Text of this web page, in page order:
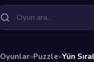
Oyunlar»Puzzle»Yün